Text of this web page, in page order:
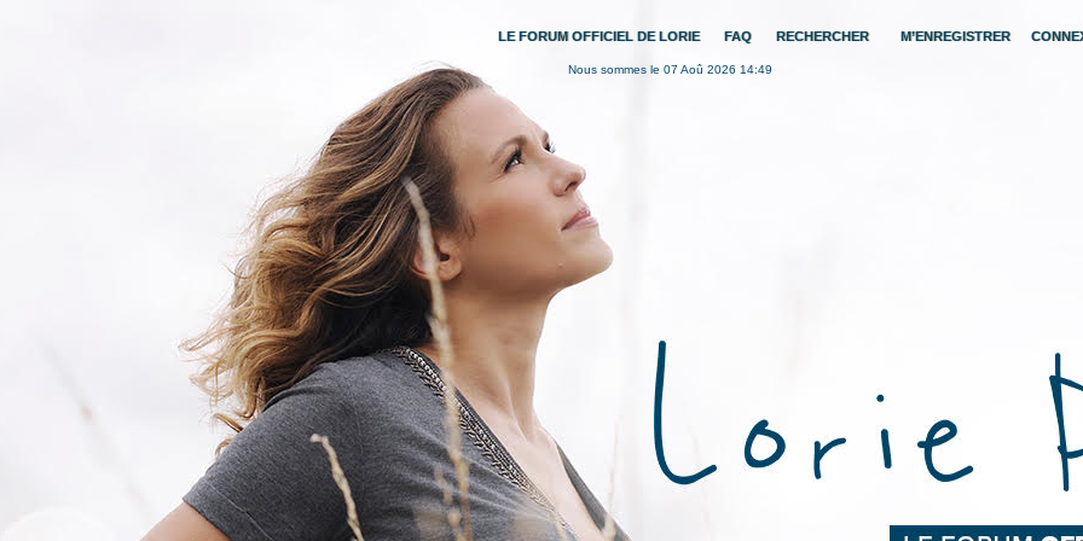
LE FORUM OFFICIEL DE LORIE FAQ RECHERCHER M’ENREGISTRER
Nous sommes le 07 Aoû 2026 14:49